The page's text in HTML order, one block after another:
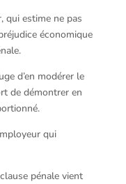
qui estime ne pas
économique
d’en modérer le
de démontrer en
qui
pénale vient